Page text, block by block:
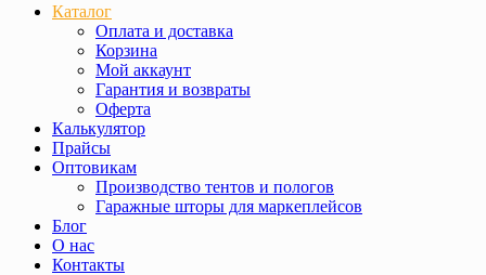
Каталог
Оплата и доставка
Корзина
Мой аккаунт
Гарантия и возвраты
Оферта
Калькулятор
Прайсы
Оптовикам
Производство тентов и пологов
Гаражные шторы для маркеплейсов
Блог
О нас
Контакты